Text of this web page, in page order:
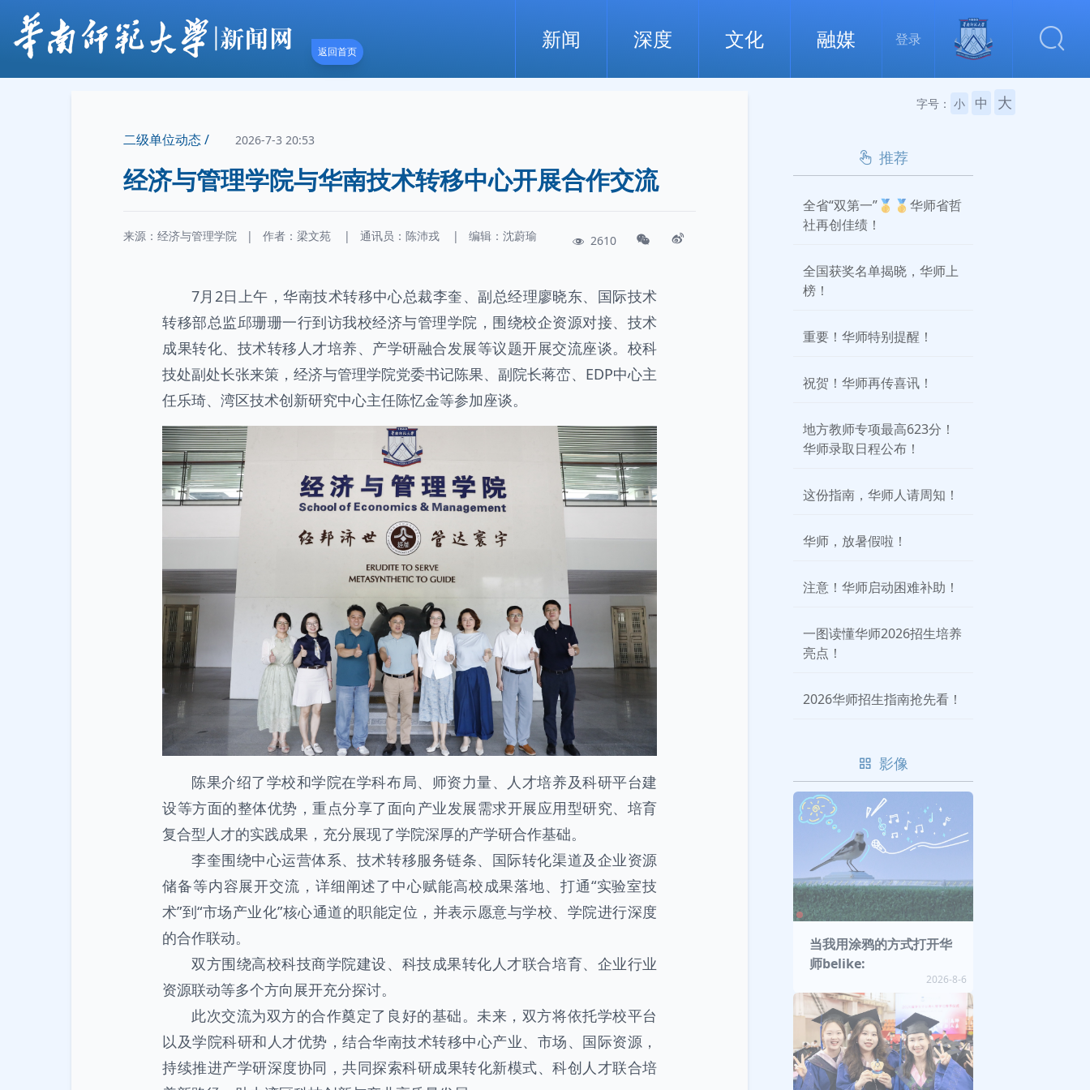
返回首页 新闻 深度 文化 融媒 登录
二级单位动态 / 2026-7-3 20:53
经济与管理学院与华南技术转移中心开展合作交流
来源：经济与管理学院 | 作者： 梁文苑 | 通讯员： 陈沛戎 | 编辑：沈蔚瑜 2610
7月2日上午，华南技术转移中心总裁李奎、副总经理廖晓东、国际技术
转移部总监邱珊珊一行到访我校经济与管理学院，围绕校企资源对接、技术
成果转化、技术转移人才培养、产学研融合发展等议题开展交流座谈。校科
技处副处长张来策，经济与管理学院党委书记陈果、副院长蒋峦、EDP中心主
任乐琦、湾区技术创新研究中心主任陈忆金等参加座谈。
陈果介绍了学校和学院在学科布局、师资力量、人才培养及科研平台建
设等方面的整体优势，重点分享了面向产业发展需求开展应用型研究、培育
复合型人才的实践成果，充分展现了学院深厚的产学研合作基础。
李奎围绕中心运营体系、技术转移服务链条、国际转化渠道及企业资源
储备等内容展开交流，详细阐述了中心赋能高校成果落地、打通“实验室技
术”到“市场产业化”核心通道的职能定位，并表示愿意与学校、学院进行深度
的合作联动。
双方围绕高校科技商学院建设、科技成果转化人才联合培育、企业行业
资源联动等多个方向展开充分探讨。
此次交流为双方的合作奠定了良好的基础。未来，双方将依托学校平台
以及学院科研和人才优势，结合华南技术转移中心产业、市场、国际资源，
持续推进产学研深度协同，共同探索科研成果转化新模式、科创人才联合培
字号： 小 中 大
推荐
全省“双第一”🥇🥇华师省哲
社再创佳绩！
全国获奖名单揭晓，华师上
榜！
重要！华师特别提醒！
祝贺！华师再传喜讯！
地方教师专项最高623分！
华师录取日程公布！
这份指南，华师人请周知！
华师，放暑假啦！
注意！华师启动困难补助！
一图读懂华师2026招生培养
亮点！
2026华师招生指南抢先看！
影像
当我用涂鸦的方式打开华
师belike:
2026-8-6